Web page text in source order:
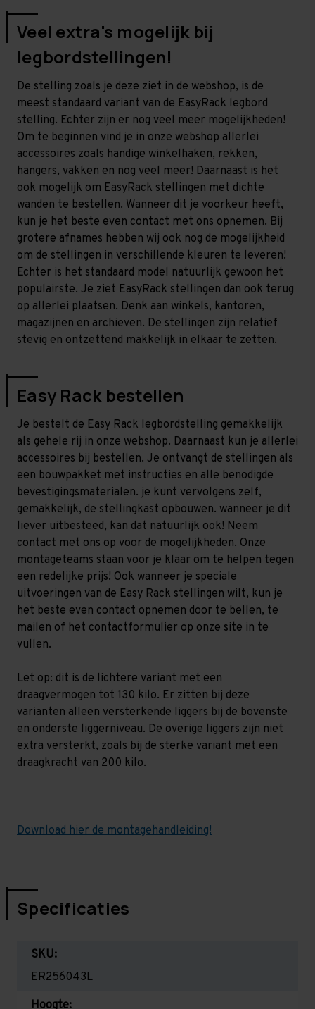
Veel extra's mogelijk bij
legbordstellingen!
De stelling zoals je deze ziet in de webshop, is de
meest standaard variant van de EasyRack legbord
stelling. Echter zijn er nog veel meer mogelijkheden!
Om te beginnen vind je in onze webshop allerlei
accessoires zoals handige winkelhaken, rekken,
hangers, vakken en nog veel meer! Daarnaast is het
ook mogelijk om EasyRack stellingen met dichte
wanden te bestellen. Wanneer dit je voorkeur heeft,
kun je het beste even contact met ons opnemen. Bij
grotere afnames hebben wij ook nog de mogelijkheid
om de stellingen in verschillende kleuren te leveren!
Echter is het standaard model natuurlijk gewoon het
populairste. Je ziet EasyRack stellingen dan ook terug
op allerlei plaatsen. Denk aan winkels, kantoren,
magazijnen en archieven. De stellingen zijn relatief
stevig en ontzettend makkelijk in elkaar te zetten.
Easy Rack bestellen
Je bestelt de Easy Rack legbordstelling gemakkelijk
als gehele rij in onze webshop. Daarnaast kun je allerlei
accessoires bij bestellen. Je ontvangt de stellingen als
een bouwpakket met instructies en alle benodigde
bevestigingsmaterialen. je kunt vervolgens zelf,
gemakkelijk, de stellingkast opbouwen. wanneer je dit
liever uitbesteed, kan dat natuurlijk ook! Neem
contact met ons op voor de mogelijkheden. Onze
montageteams staan voor je klaar om te helpen tegen
een redelijke prijs! Ook wanneer je speciale
uitvoeringen van de Easy Rack stellingen wilt, kun je
het beste even contact opnemen door te bellen, te
mailen of het contactformulier op onze site in te
vullen.
Let op: dit is de lichtere variant met een
draagvermogen tot 130 kilo. Er zitten bij deze
varianten alleen versterkende liggers bij de bovenste
en onderste liggerniveau. De overige liggers zijn niet
extra versterkt, zoals bij de sterke variant met een
draagkracht van 200 kilo.
Download hier de montagehandleiding!
Specificaties
SKU:
ER256043L
Hoogte: